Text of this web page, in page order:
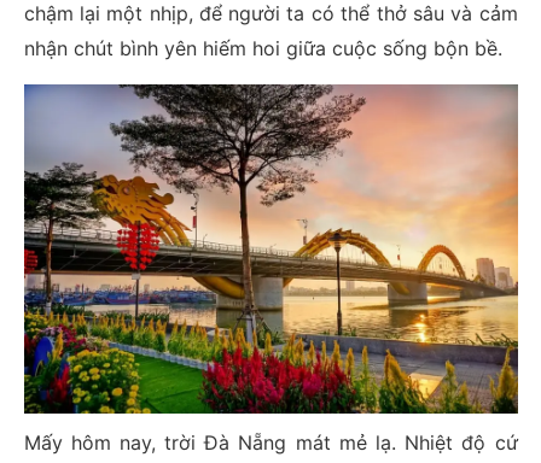
chậm lại một nhịp, để người ta có thể thở sâu và cảm
nhận chút bình yên hiếm hoi giữa cuộc sống bộn bề.
Mấy hôm nay, trời Đà Nẵng mát mẻ lạ. Nhiệt độ cứ